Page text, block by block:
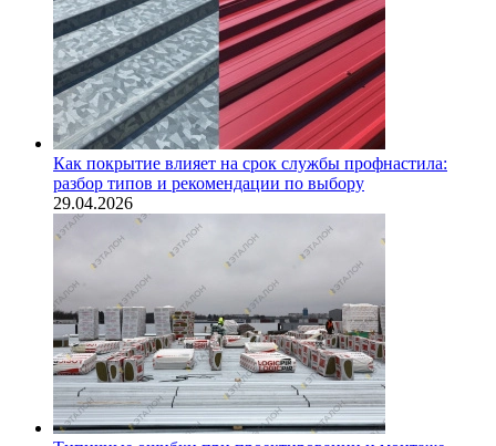
Как покрытие влияет на срок службы профнастила:
разбор типов и рекомендации по выбору
29.04.2026